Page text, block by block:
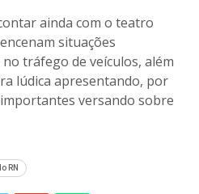
ainda com o teatro
situações
tráfego de veículos, além
lúdica apresentando, por
versando sobre
RN